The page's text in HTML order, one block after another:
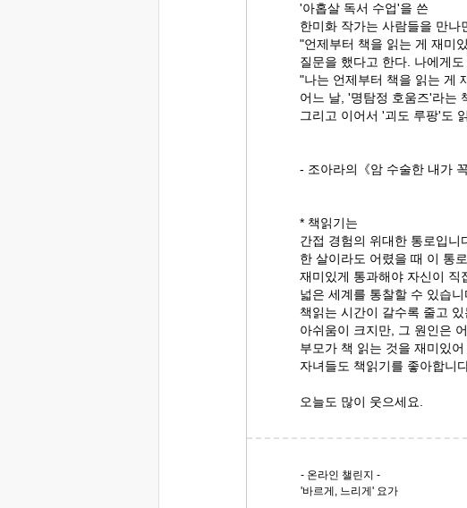
'아홉살 독서 수업'을 쓴
한미화 작가는 사람들을 만나
"언제부터 책을 읽는 게 재미
질문을 했다고 한다. 나에게
"나는 언제부터 책을 읽는 게
어느 날, '명탐정 호움즈'라는
그리고 이어서 '괴도 루팡'도
- 조아라의《암 수술한 내가
* 책읽기는
간접 경험의 위대한 통로입니
한 살이라도 어렸을 때 이 통
재미있게 통과해야 자신이 직
넓은 세계를 통찰할 수 있습
책읽는 시간이 갈수록 줄고
아쉬움이 크지만, 그 원인은
부모가 책 읽는 것을 재미있
자녀들도 책읽기를 좋아합니
오늘도 많이 웃으세요.
- 온라인 챌린지 -
'바르게, 느리게' 요가